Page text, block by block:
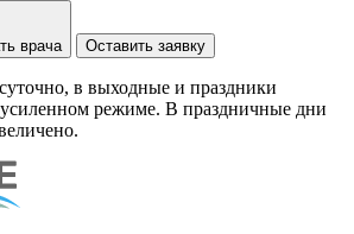
врача Оставить заявку
в выходные и праздники
режиме. В праздничные дни